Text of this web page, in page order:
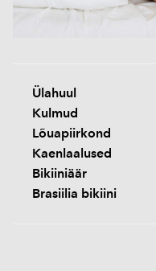
Ülahuul
Kulmud
Lõuapiirkond
Kaenlaalused
Bikiiniäär
Brasiilia bikiini